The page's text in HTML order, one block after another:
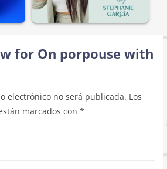
for On porpouse with
electrónico no será publicada. Los
marcados con *